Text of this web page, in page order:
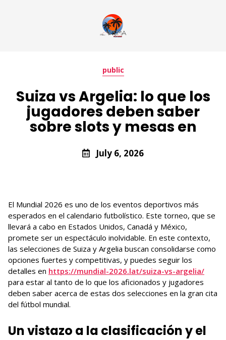
public
Suiza vs Argelia: lo que los
jugadores deben saber
sobre slots y mesas en
July 6, 2026
El Mundial 2026 es uno de los eventos deportivos más
esperados en el calendario futbolístico. Este torneo, que se
llevará a cabo en Estados Unidos, Canadá y México,
promete ser un espectáculo inolvidable. En este contexto,
las selecciones de Suiza y Argelia buscan consolidarse como
opciones fuertes y competitivas, y puedes seguir los
detalles en https://mundial-2026.lat/suiza-vs-argelia/
para estar al tanto de lo que los aficionados y jugadores
deben saber acerca de estas dos selecciones en la gran cita
del fútbol mundial.
Un vistazo a la clasificación y el